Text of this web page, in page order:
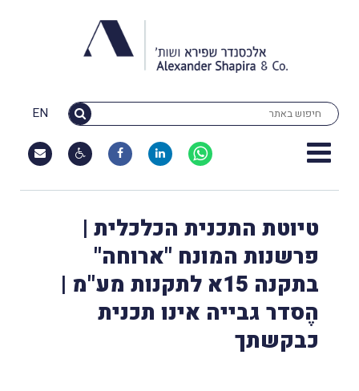
EN
טיוטת התכנית הכלכלית |
פרשנות המונח "ארוחה"
בתקנה 15א לתקנות מע"מ |
הֶסדר גבייה אינו תכנית
כבקשתך